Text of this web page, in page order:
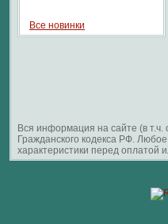
Все новинки
Вся информация на сайте (в
Гражданского кодекса РФ.
характеристики перед оплатой